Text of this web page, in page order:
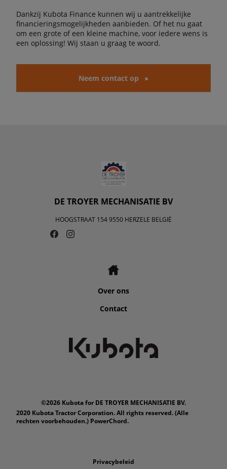
Dankzij Kubota Finance kunnen wij u aantrekkelijke
financieringsmogelijkheden aanbieden. Of het nu gaat
om een grote of een kleine machine, voor iedere wens is
een oplossing! Wij staan u graag te woord.
Neem contact op
DE TROYER MECHANISATIE BV
HOOGSTRAAT 154 9550 HERZELE BELGIË
Over ons
Contact
©2026 Kubota for DE TROYER MECHANISATIE BV.
2020 Kubota Tractor Corporation. All rights reserved. (Alle
rechten voorbehouden.) PowerChord.
Privacybeleid